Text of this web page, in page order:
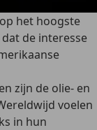
het hoogste
de interesse
zijn de olie- en
voelen
in hun